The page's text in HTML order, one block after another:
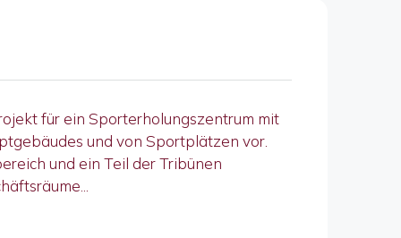
für ein Sporterholungszentrum mit
und von Sportplätzen vor.
und ein Teil der Tribünen